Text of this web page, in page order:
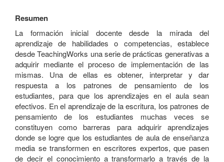
Resumen
La formación inicial docente desde la mirada del
aprendizaje de habilidades o competencias, establece
desde TeachingWorks una serie de prácticas generativas a
adquirir mediante el proceso de implementación de las
mismas. Una de ellas es obtener, interpretar y dar
respuesta a los patrones de pensamiento de los
estudiantes, para que los aprendizajes en el aula sean
efectivos. En el aprendizaje de la escritura, los patrones de
pensamiento de los estudiantes muchas veces se
constituyen como barreras para adquirir aprendizajes
donde se logre que los estudiantes de aula de enseñanza
media se transformen en escritores expertos, que pasen
de decir el conocimiento a transformarlo a través de la